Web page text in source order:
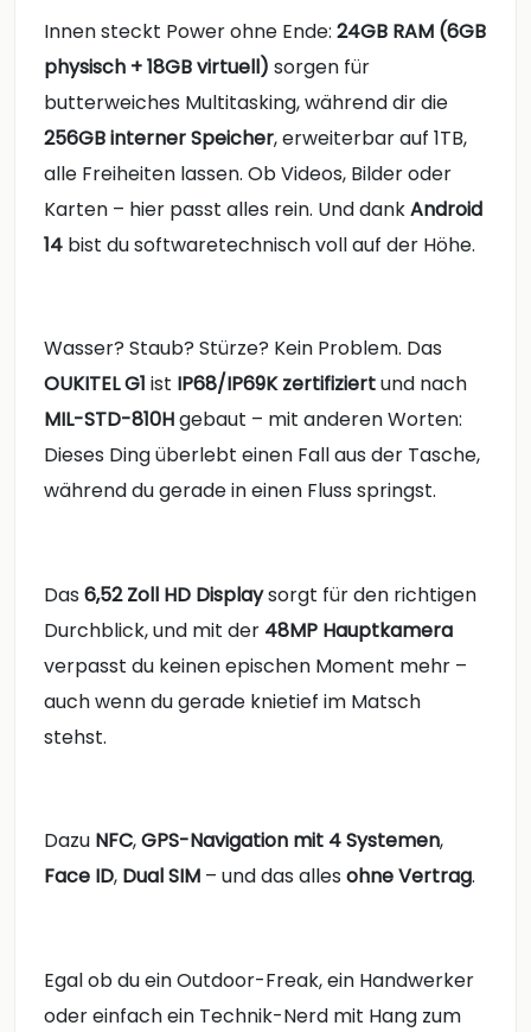
Innen steckt Power ohne Ende: 24GB RAM (6GB
physisch + 18GB virtuell) sorgen für
butterweiches Multitasking, während dir die
256GB interner Speicher, erweiterbar auf 1TB,
alle Freiheiten lassen. Ob Videos, Bilder oder
Karten – hier passt alles rein. Und dankAndroid
14 bist du softwaretechnisch voll auf der Höhe.
Wasser? Staub? Stürze? Kein Problem. Das
OUKITEL G1 ist IP68/IP69K zertifiziertund nach
MIL-STD-810Hgebaut – mit anderen Worten:
Dieses Ding überlebt einen Fall aus der Tasche,
während du gerade in einen Fluss springst.
Das 6,52 Zoll HD Displaysorgt für den richtigen
Durchblick, und mit der 48MP Hauptkamera
verpasst du keinen epischen Moment mehr –
auch wenn du gerade knietief im Matsch
stehst.
Dazu NFC,GPS-Navigation mit 4 Systemen,
Face ID, Dual SIM – und das alles ohne Vertrag.
Egal ob du ein Outdoor-Freak, ein Handwerker
oder einfach ein Technik-Nerd mit Hang zum